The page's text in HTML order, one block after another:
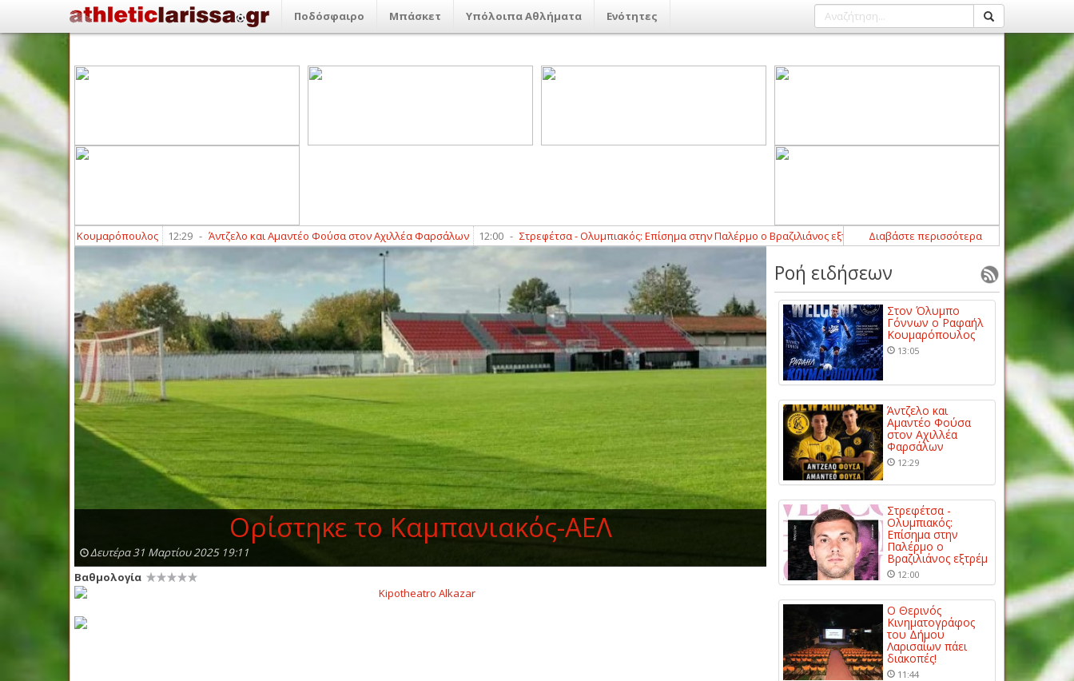
Ποδόσφαιρο Μπάσκετ Υπόλοιπα Αθλήματα Ενότητες
Κουμαρόπουλος 12:29 - Άντζελο και Αμαντέο Φούσα στον Αχιλλέα Φαρσάλων 12:00 - Στρεφέτσα - Ολυμπιακός: Επίσημα στην Παλέρμο ο Βραζιλιάνος εξτρέμ 11:44 - Ο Θερινός Κινηματογράφος του Δήμου
Διαβάστε περισσότερα
Ορίστηκε το Καμπανιακός-ΑΕΛ
Δευτέρα 31 Μαρτίου 2025 19:11
Βαθμολογία
Ροή ειδήσεων
Στον Όλυμπο
Γόννων ο Ραφαήλ
Κουμαρόπουλος
13:05
Άντζελο και
Αμαντέο Φούσα
στον Αχιλλέα
Φαρσάλων
12:29
Στρεφέτσα -
Ολυμπιακός:
Επίσημα στην
Παλέρμο ο
Βραζιλιάνος εξτρέμ
12:00
Ο Θερινός
Κινηματογράφος
του Δήμου
Λαρισαίων πάει
διακοπές!
11:44